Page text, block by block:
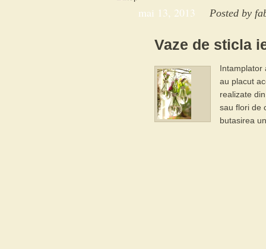
mai 13, 2013 Posted by
Vaze de sticla
Intamplator
au placut
realizate
sau flori de
butasirea